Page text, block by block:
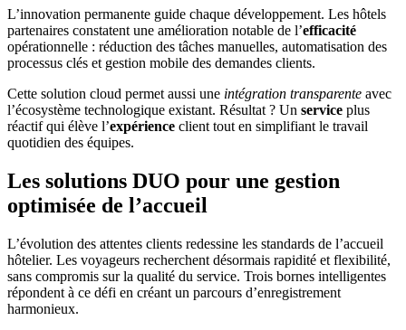
L’innovation permanente guide chaque développement. Les hôtels
partenaires constatent une amélioration notable de l’efficacité
opérationnelle : réduction des tâches manuelles, automatisation des
processus clés et gestion mobile des demandes clients.
Cette solution cloud permet aussi une intégration transparente avec
l’écosystème technologique existant. Résultat ? Un service plus
réactif qui élève l’expérience client tout en simplifiant le travail
quotidien des équipes.
Les solutions DUO pour une gestion
optimisée de l’accueil
L’évolution des attentes clients redessine les standards de l’accueil
hôtelier. Les voyageurs recherchent désormais rapidité et flexibilité,
sans compromis sur la qualité du service. Trois bornes intelligentes
répondent à ce défi en créant un parcours d’enregistrement
harmonieux.